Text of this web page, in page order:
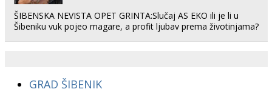
ŠIBENSKA NEVISTA OPET GRINTA:Slučaj AS EKO ili je li u
Šibeniku vuk pojeo magare, a profit ljubav prema životinjama?
GRAD ŠIBENIK